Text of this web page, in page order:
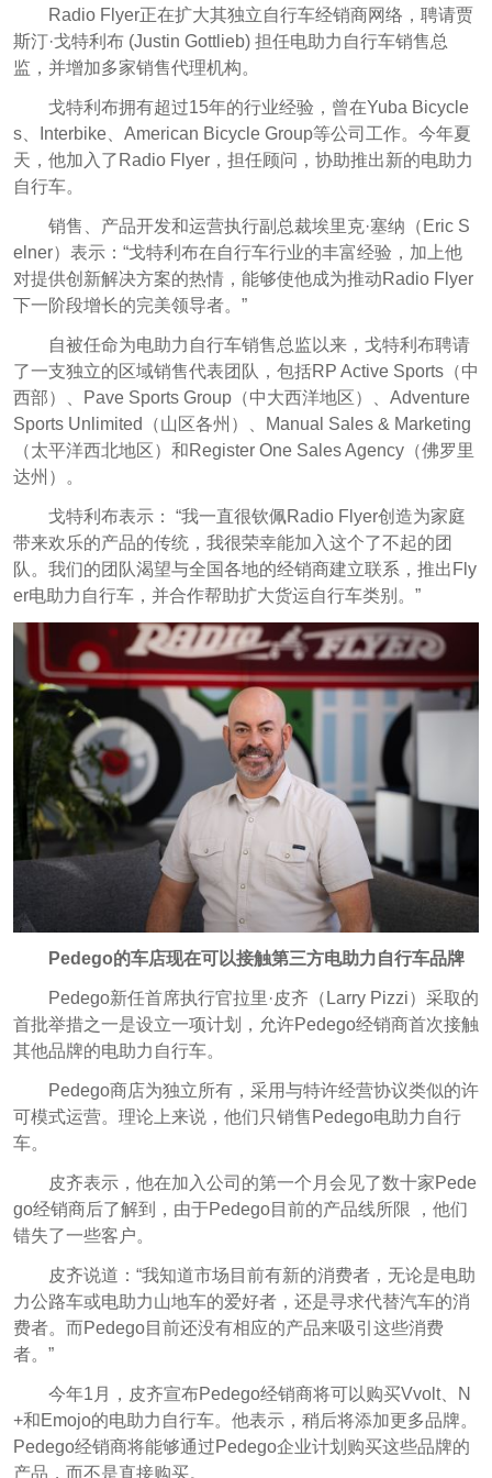
Radio Flyer正在扩大其独立自行车经销商网络，聘请贾
斯汀·戈特利布 (Justin Gottlieb) 担任电助力自行车销售总
监，并增加多家销售代理机构。
戈特利布拥有超过15年的行业经验，曾在Yuba Bicycle
s、Interbike、American Bicycle Group等公司工作。今年夏
天，他加入了Radio Flyer，担任顾问，协助推出新的电助力
自行车。
销售、产品开发和运营执行副总裁埃里克·塞纳（Eric S
elner）表示：“戈特利布在自行车行业的丰富经验，加上他
对提供创新解决方案的热情，能够使他成为推动Radio Flyer
下一阶段增长的完美领导者。”
自被任命为电助力自行车销售总监以来，戈特利布聘请
了一支独立的区域销售代表团队，包括RP Active Sports（中
西部）、Pave Sports Group（中大西洋地区）、Adventure
Sports Unlimited（山区各州）、Manual Sales & Marketing
（太平洋西北地区）和Register One Sales Agency（佛罗里
达州）。
戈特利布表示： “我一直很钦佩Radio Flyer创造为家庭
带来欢乐的产品的传统，我很荣幸能加入这个了不起的团
队。我们的团队渴望与全国各地的经销商建立联系，推出Fly
er电助力自行车，并合作帮助扩大货运自行车类别。”
Pedego的车店现在可以接触第三方电助力自行车品牌
Pedego新任首席执行官拉里·皮齐（Larry Pizzi）采取的
首批举措之一是设立一项计划，允许Pedego经销商首次接触
其他品牌的电助力自行车。
Pedego商店为独立所有，采用与特许经营协议类似的许
可模式运营。理论上来说，他们只销售Pedego电助力自行
车。
皮齐表示，他在加入公司的第一个月会见了数十家Pede
go经销商后了解到，由于Pedego目前的产品线所限 ，他们
错失了一些客户。
皮齐说道：“我知道市场目前有新的消费者，无论是电助
力公路车或电助力山地车的爱好者，还是寻求代替汽车的消
费者。而Pedego目前还没有相应的产品来吸引这些消费
者。”
今年1月，皮齐宣布Pedego经销商将可以购买Vvolt、N
+和Emojo的电助力自行车。他表示，稍后将添加更多品牌。
Pedego经销商将能够通过Pedego企业计划购买这些品牌的
产品，而不是直接购买。